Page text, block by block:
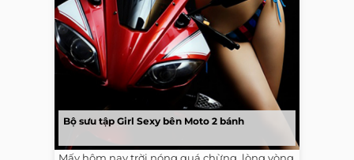
Bộ sưu tập Girl Sexy bên Moto 2 bánh
Mấy hôm nay trời nóng quá chừng, lòng vòng